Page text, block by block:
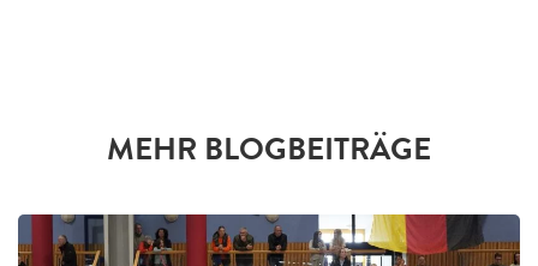
MEHR BLOGBEITRÄGE